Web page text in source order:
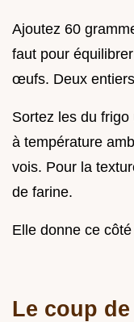
Ajoutez 60
faut pour
œufs. Deux
Sortez les du
à température
vois. Pour la
de farine.
Elle donne ce
Le coup